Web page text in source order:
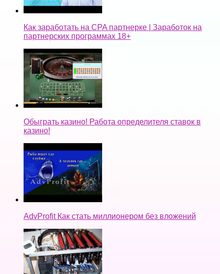
Как заработать на CPA партнерке | Заработок на
партнерских программах 18+
Обыграть казино! Работа определителя ставок в
казино!
AdvProfit Как стать миллионером без вложений